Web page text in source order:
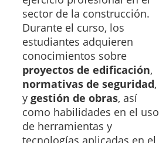
sector de la construcción.
Durante el curso, los
estudiantes adquieren
conocimientos sobre
proyectos de edificación,
normativas de seguridad,
y gestión de obras, así
como habilidades en el uso
de herramientas y
tecnologías aplicadas en el